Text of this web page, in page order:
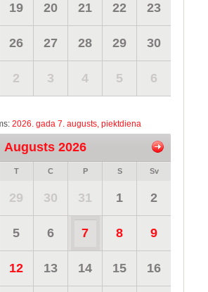
19 20 21 22 23
26 27 28 29 30
2 3 4 5 6
2026. gada 7. augusts, piektdiena
Augusts 2026
T C P S Sv
29 30 31 1 2
5 6 7 8 9
12 13 14 15 16